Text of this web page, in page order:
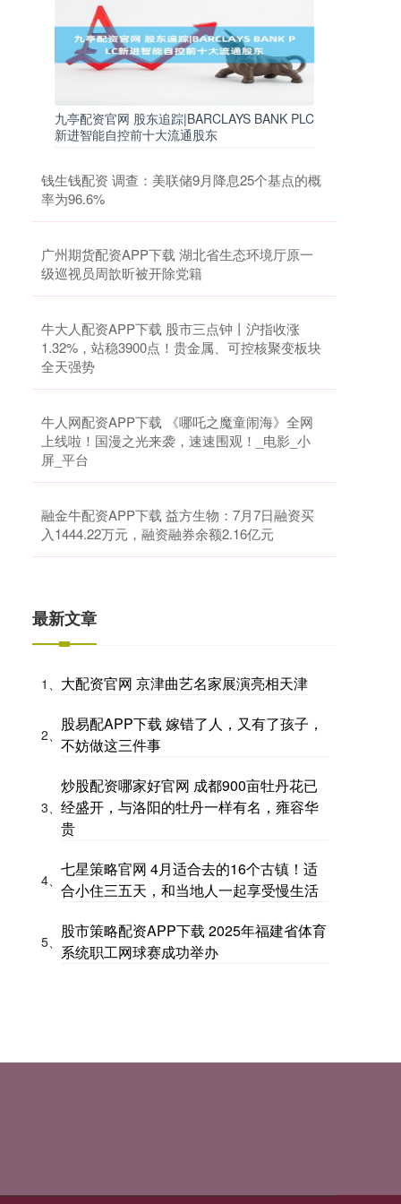
九亭配资官网 股东追踪|BARCLAYS BANK PLC
新进智能自控前十大流通股东
钱生钱配资 调查：美联储9月降息25个基点的概
率为96.6%
广州期货配资APP下载 湖北省生态环境厅原一
级巡视员周歆昕被开除党籍
牛大人配资APP下载 股市三点钟丨沪指收涨
1.32%，站稳3900点！贵金属、可控核聚变板块
全天强势
牛人网配资APP下载 《哪吒之魔童闹海》全网
上线啦！国漫之光来袭，速速围观！_电影_小
屏_平台
融金牛配资APP下载 益方生物：7月7日融资买
入1444.22万元，融资融券余额2.16亿元
最新文章
1、 大配资官网 京津曲艺名家展演亮相天津
2、
股易配APP下载 嫁错了人，又有了孩子，
不妨做这三件事
3、
炒股配资哪家好官网 成都900亩牡丹花已
经盛开，与洛阳的牡丹一样有名，雍容华
贵
4、
七星策略官网 4月适合去的16个古镇！适
合小住三五天，和当地人一起享受慢生活
5、
股市策略配资APP下载 2025年福建省体育
系统职工网球赛成功举办